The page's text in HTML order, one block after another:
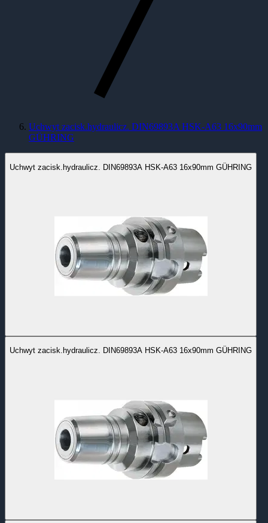
Uchwyt zacisk.hydraulicz. DIN69893A HSK-A63 16x90mm
GÜHRING
Uchwyt zacisk.hydraulicz. DIN69893A HSK-A63 16x90mm GÜHRING
Uchwyt zacisk.hydraulicz. DIN69893A HSK-A63 16x90mm GÜHRING